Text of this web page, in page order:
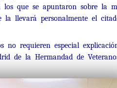
que se apuntaron sobre la
la llevará personalmente el
no requieren especial
de la Hermandad de